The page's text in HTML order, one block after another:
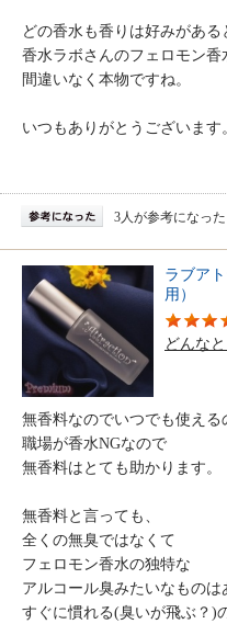
どの香水も香りは好みがある
香水ラボさんのフェロモン香
間違いなく本物ですね。
いつもありがとうございます
3人が参考になっ
ラブア
用）
どんな
無香料なのでいつでも使える
職場が香水NGなので
無香料はとても助かります。
無香料と言っても、
全くの無臭ではなくて
フェロモン香水の独特な
アルコール臭みたいなものは
すぐに慣れる(臭いが飛ぶ？)